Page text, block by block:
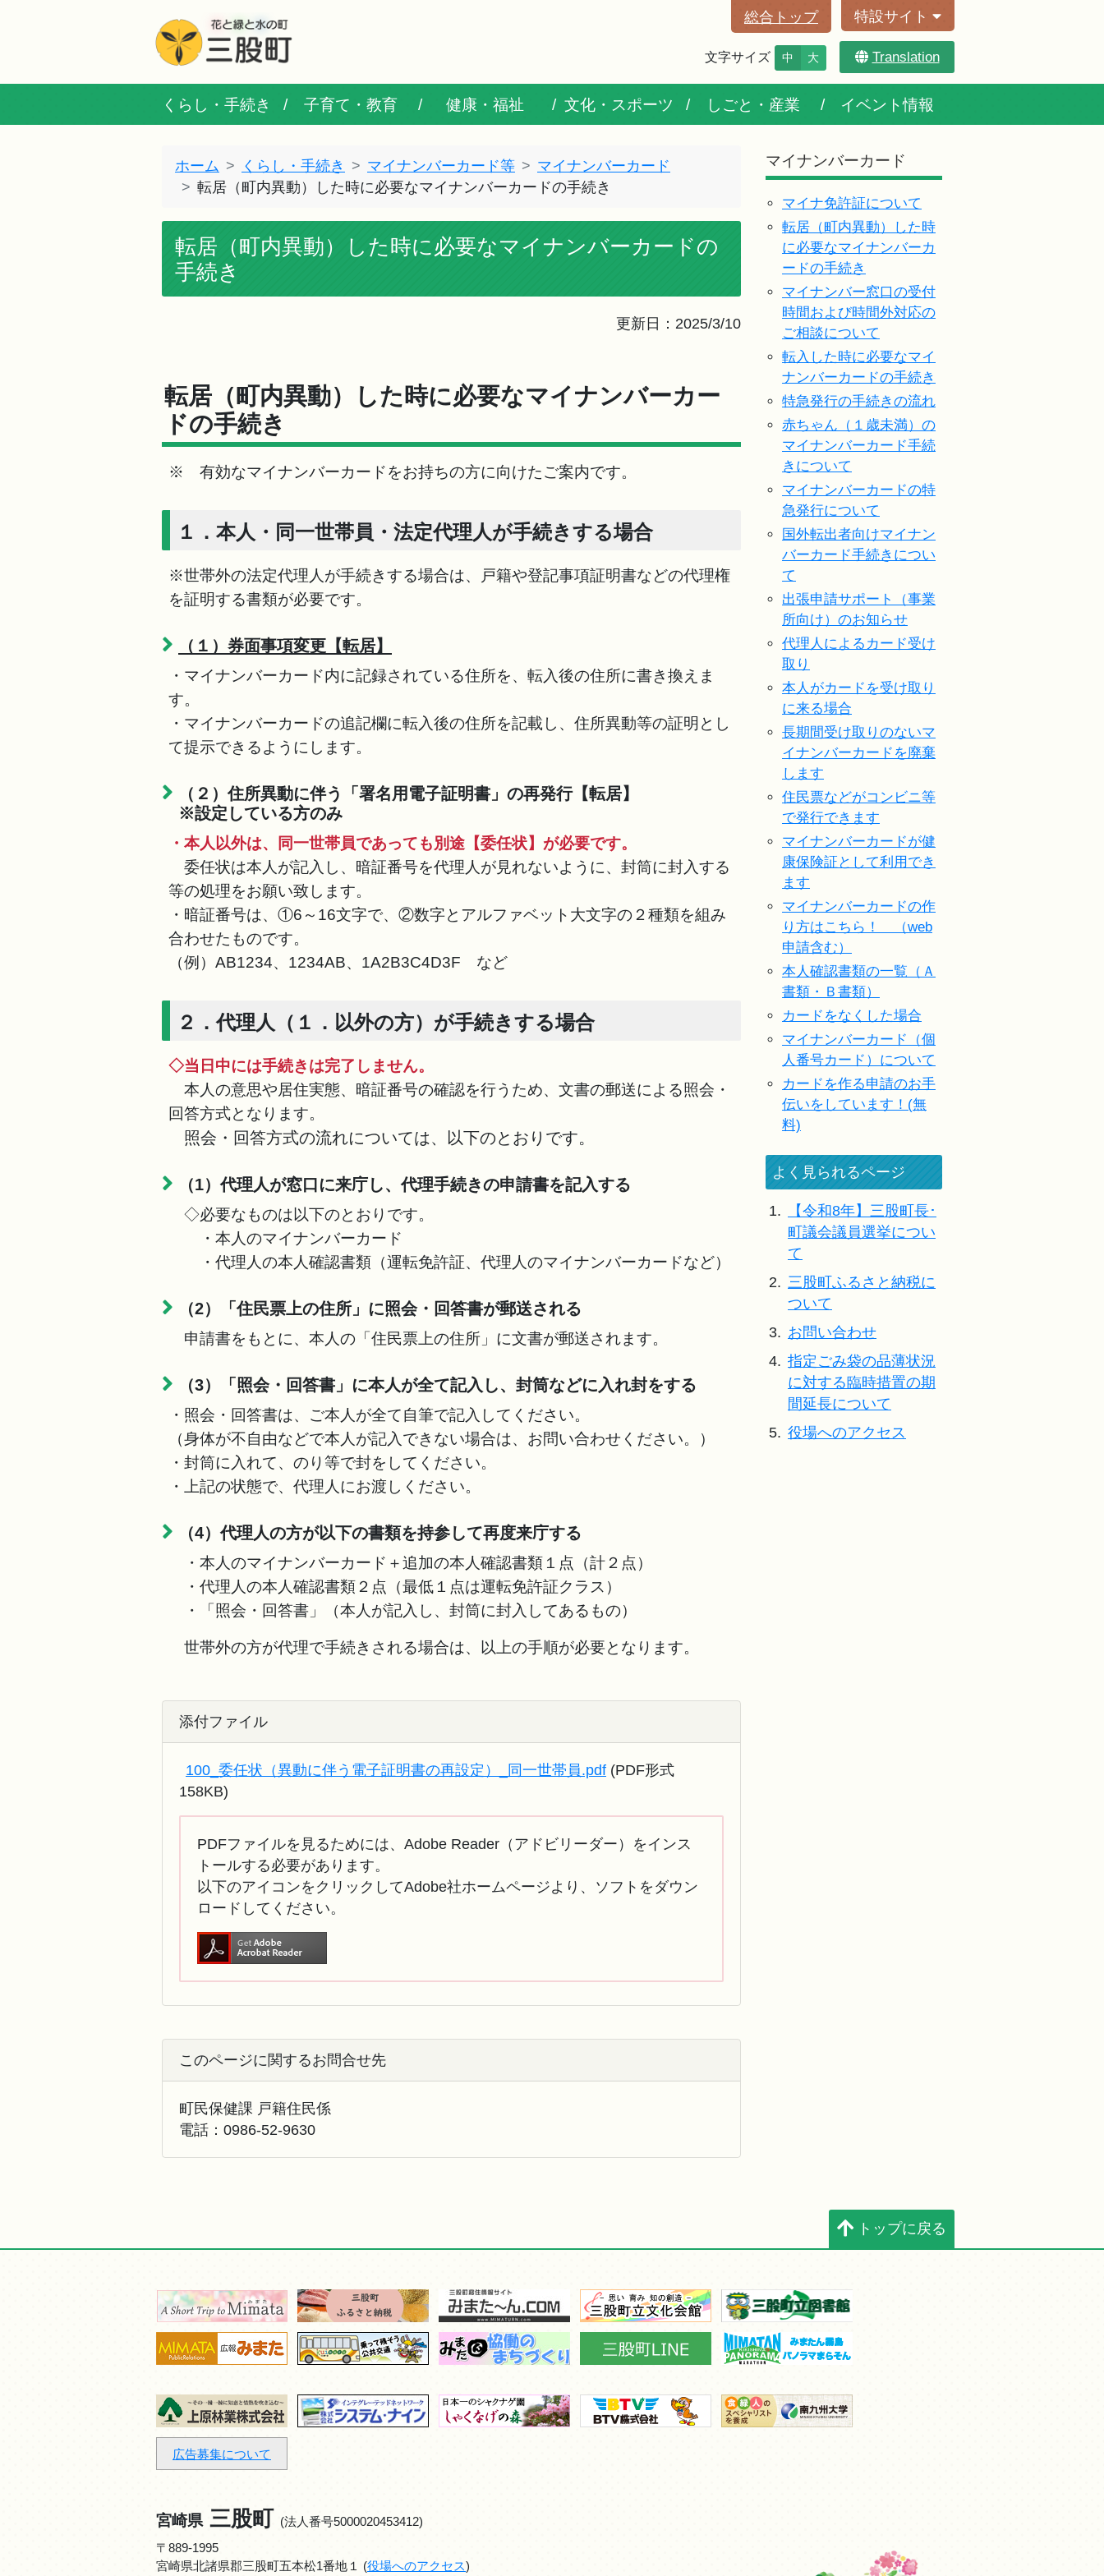
総合トップ 特設サイト
文字サイズ 中 大 Translation
くらし・手続き 子育て・教育 健康・福祉 文化・スポーツ しごと・産業 イベント情報
ホーム くらし・手続き マイナンバーカード等
マイナンバーカード
転居（町内異動）した時に必要なマイナンバーカードの手続き
転居（町内異動）した時に必要なマイナンバーカードの
手続き
更新日：2025/3/10
転居（町内異動）した時に必要なマイナンバーカー
ドの手続き
※ 有効なマイナンバーカードをお持ちの方に向けたご案内です。
１．本人・同一世帯員・法定代理人が手続きする場合
※世帯外の法定代理人が手続きする場合は、戸籍や登記事項証明書などの代理権
を証明する書類が必要です。
（１）券面事項変更【転居】
・マイナンバーカード内に記録されている住所を、転入後の住所に書き換えま
す。
・マイナンバーカードの追記欄に転入後の住所を記載し、住所異動等の証明とし
て提示できるようにします。
（２）住所異動に伴う「署名用電子証明書」の再発行【転居】
※設定している方のみ
・本人以外は、同一世帯員であっても別途【委任状】が必要です。
委任状は本人が記入し、暗証番号を代理人が見れないように、封筒に封入する
等の処理をお願い致します。
・暗証番号は、①6～16文字で、②数字とアルファベット大文字の２種類を組み
合わせたものです。
（例）AB1234、1234AB、1A2B3C4D3F など
２．代理人（１．以外の方）が手続きする場合
◇当日中には手続きは完了しません。
本人の意思や居住実態、暗証番号の確認を行うため、文書の郵送による照会・
回答方式となります。
照会・回答方式の流れについては、以下のとおりです。
（1）代理人が窓口に来庁し、代理手続きの申請書を記入する
◇必要なものは以下のとおりです。
・本人のマイナンバーカード
・代理人の本人確認書類（運転免許証、代理人のマイナンバーカードなど）
（2）「住民票上の住所」に照会・回答書が郵送される
申請書をもとに、本人の「住民票上の住所」に文書が郵送されます。
（3）「照会・回答書」に本人が全て記入し、封筒などに入れ封をする
・照会・回答書は、ご本人が全て自筆で記入してください。
（身体が不自由などで本人が記入できない場合は、お問い合わせください。）
・封筒に入れて、のり等で封をしてください。
・上記の状態で、代理人にお渡しください。
（4）代理人の方が以下の書類を持参して再度来庁する
・本人のマイナンバーカード＋追加の本人確認書類１点（計２点）
・代理人の本人確認書類２点（最低１点は運転免許証クラス）
・「照会・回答書」（本人が記入し、封筒に封入してあるもの）
世帯外の方が代理で手続きされる場合は、以上の手順が必要となります。
添付ファイル
100_委任状（異動に伴う電子証明書の再設定）_同一世帯員.pdf (PDF形式
158KB)
PDFファイルを見るためには、Adobe Reader（アドビリーダー）をインス
トールする必要があります。
以下のアイコンをクリックしてAdobe社ホームページより、ソフトをダウン
ロードしてください。
このページに関するお問合せ先
町民保健課 戸籍住民係
電話： 0986-52-9630
マイナンバーカード
マイナ免許証について
転居（町内異動）した時
に必要なマイナンバーカ
ードの手続き
マイナンバー窓口の受付
時間および時間外対応の
ご相談について
転入した時に必要なマイ
ナンバーカードの手続き
特急発行の手続きの流れ
赤ちゃん（１歳未満）の
マイナンバーカード手続
きについて
マイナンバーカードの特
急発行について
国外転出者向けマイナン
バーカード手続きについ
て
出張申請サポート（事業
所向け）のお知らせ
代理人によるカード受け
取り
本人がカードを受け取り
に来る場合
長期間受け取りのないマ
イナンバーカードを廃棄
します
住民票などがコンビニ等
で発行できます
マイナンバーカードが健
康保険証として利用でき
ます
マイナンバーカードの作
り方はこちら！ （web
申請含む）
本人確認書類の一覧（Ａ
書類・Ｂ書類）
カードをなくした場合
マイナンバーカード（個
人番号カード）について
カードを作る申請のお手
伝いをしています！(無
料)
よく見られるページ
1.
【令和8年】三股町長･
町議会議員選挙につい
て
2. 三股町ふるさと納税に
ついて
3. お問い合わせ
4. 指定ごみ袋の品薄状況
に対する臨時措置の期
間延長について
5. 役場へのアクセス
トップに戻る
広告募集について
宮崎県 三股町 (法人番号5000020453412)
〒889-1995
宮崎県北諸県郡三股町五本松1番地１ (役場へのアクセス)